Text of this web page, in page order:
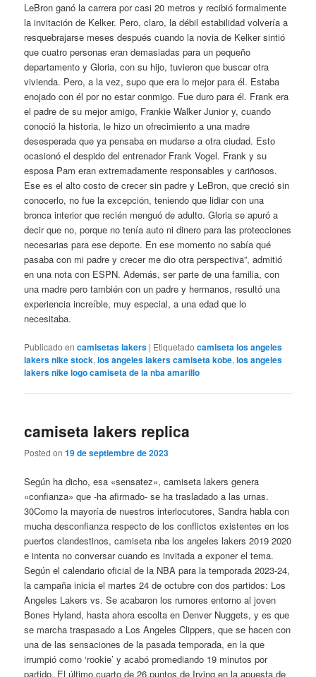
LeBron ganó la carrera por casi 20 metros y recibió formalmente
la invitación de Kelker. Pero, claro, la débil estabilidad volvería a
resquebrajarse meses después cuando la novia de Kelker sintió
que cuatro personas eran demasiadas para un pequeño
departamento y Gloria, con su hijo, tuvieron que buscar otra
vivienda. Pero, a la vez, supo que era lo mejor para él. Estaba
enojado con él por no estar conmigo. Fue duro para él. Frank era
el padre de su mejor amigo, Frankie Walker Junior y, cuando
conoció la historia, le hizo un ofrecimiento a una madre
desesperada que ya pensaba en mudarse a otra ciudad. Esto
ocasionó el despido del entrenador Frank Vogel. Frank y su
esposa Pam eran extremadamente responsables y cariñosos.
Ese es el alto costo de crecer sin padre y LeBron, que creció sin
conocerlo, no fue la excepción, teniendo que lidiar con una
bronca interior que recién menguó de adulto. Gloria se apuró a
decir que no, porque no tenía auto ni dinero para las protecciones
necesarias para ese deporte. En ese momento no sabía qué
pasaba con mi padre y crecer me dio otra perspectiva”, admitió
en una nota con ESPN. Además, ser parte de una familia, con
una madre pero también con un padre y hermanos, resultó una
experiencia increíble, muy especial, a una edad que lo
necesitaba.
Publicado en camisetas lakers | Etiquetado camiseta los angeles
lakers nike stock,los angeles lakers camiseta kobe,los angeles
lakers nike logo camiseta de la nba amarillo
camiseta lakers replica
Posted on19 de septiembre de 2023
Según ha dicho, esa «sensatez», camiseta lakers genera
«confianza» que -ha afirmado- se ha trasladado a las urnas.
30Como la mayoría de nuestros interlocutores, Sandra habla con
mucha desconfianza respecto de los conflictos existentes en los
puertos clandestinos, camiseta nba los angeles lakers 2019 2020
e intenta no conversar cuando es invitada a exponer el tema.
Según el calendario oficial de la NBA para la temporada 2023-24,
la campaña inicia el martes 24 de octubre con dos partidos: Los
Angeles Lakers vs. Se acabaron los rumores entorno al joven
Bones Hyland, hasta ahora escolta en Denver Nuggets, y es que
se marcha traspasado a Los Angeles Clippers, que se hacen con
una de las sensaciones de la pasada temporada, en la que
irrumpió como ‘rookie’ y acabó promediando 19 minutos por
partido. El último cuarto de 26 puntos de Irving en la apuesta de